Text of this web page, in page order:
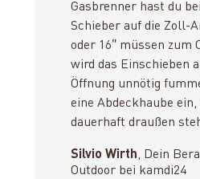
Gasbrenner hast du
Schieber auf die Zoll-
oder 16″ müssen zum
wird das Einschieben
Öffnung unnötig
eine Abdeckhaube ein,
dauerhaft draußen
Silvio Wirth, Dein
Outdoor bei kamdi24